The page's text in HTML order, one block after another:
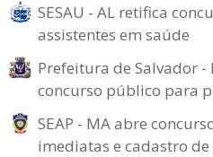
SESAU - AL retifica
assistentes em saúde
Prefeitura de Salvador
concurso público para
SEAP - MA abre
imediatas e cadastro de